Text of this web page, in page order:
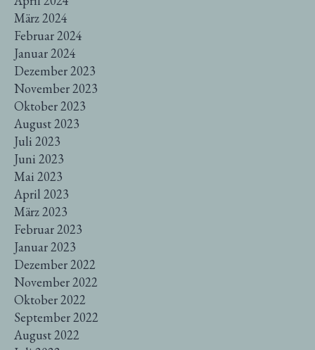
März 2024
Februar 2024
Januar 2024
Dezember 2023
November 2023
Oktober 2023
August 2023
Juli 2023
Juni 2023
Mai 2023
April 2023
März 2023
Februar 2023
Januar 2023
Dezember 2022
November 2022
Oktober 2022
September 2022
August 2022